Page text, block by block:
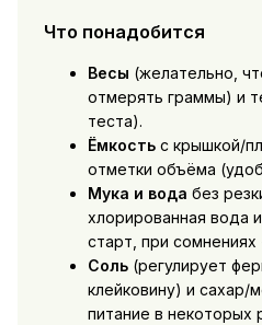
Что понадобится
Весы (желательно,
отмерять граммы) и
теста).
Ёмкостьс крышкой/
отметки объёма
Мука и вода без
хлорированная вода
старт, при сомнениях
Соль(регулирует
клейковину) и сахар/
питание в некоторых